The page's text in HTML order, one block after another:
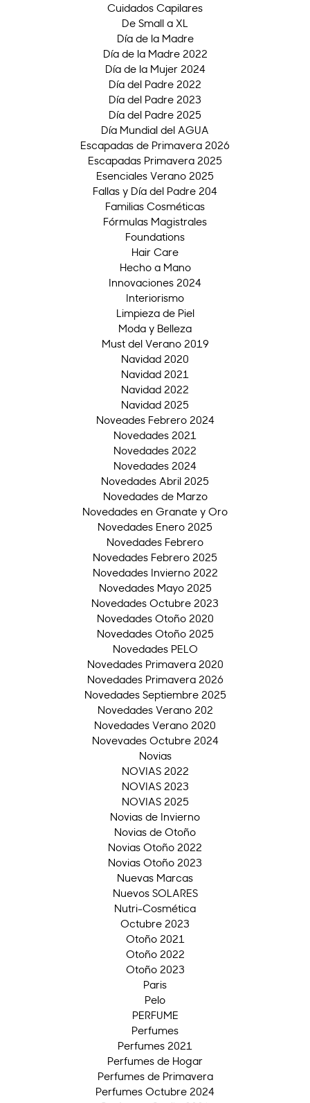
Cuidados Capilares
De Small a XL
Día de la Madre
Día de la Madre 2022
Día de la Mujer 2024
Día del Padre 2022
Día del Padre 2023
Día del Padre 2025
Día Mundial del AGUA
Escapadas de Primavera 2026
Escapadas Primavera 2025
Esenciales Verano 2025
Fallas y Día del Padre 204
Familias Cosméticas
Fórmulas Magistrales
Foundations
Hair Care
Hecho a Mano
Innovaciones 2024
Interiorismo
Limpieza de Piel
Moda y Belleza
Must del Verano 2019
Navidad 2020
Navidad 2021
Navidad 2022
Navidad 2025
Noveades Febrero 2024
Novedades 2021
Novedades 2022
Novedades 2024
Novedades Abril 2025
Novedades de Marzo
Novedades en Granate y Oro
Novedades Enero 2025
Novedades Febrero
Novedades Febrero 2025
Novedades Invierno 2022
Novedades Mayo 2025
Novedades Octubre 2023
Novedades Otoño 2020
Novedades Otoño 2025
Novedades PELO
Novedades Primavera 2020
Novedades Primavera 2026
Novedades Septiembre 2025
Novedades Verano 202
Novedades Verano 2020
Novevades Octubre 2024
Novias
NOVIAS 2022
NOVIAS 2023
NOVIAS 2025
Novias de Invierno
Novias de Otoño
Novias Otoño 2022
Novias Otoño 2023
Nuevas Marcas
Nuevos SOLARES
Nutri-Cosmética
Octubre 2023
Otoño 2021
Otoño 2022
Otoño 2023
Paris
Pelo
PERFUME
Perfumes
Perfumes 2021
Perfumes de Hogar
Perfumes de Primavera
Perfumes Octubre 2024